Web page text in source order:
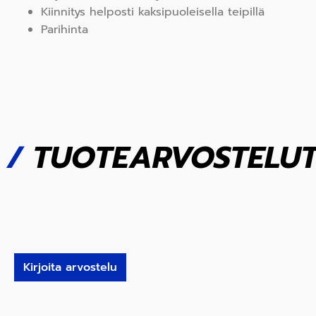
Kiinnitys helposti kaksipuoleisella teipillä
Parihinta
/
Kirjoita arvostelu